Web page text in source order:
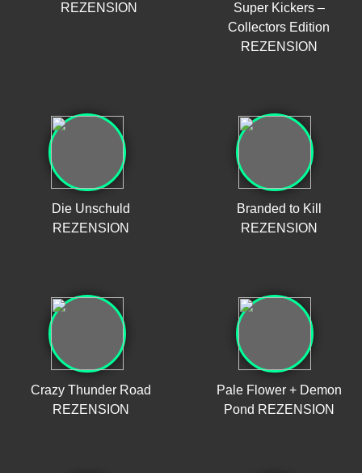
REZENSION
Super Kickers –
Collectors Edition
REZENSION
Die Unschuld
REZENSION
Branded to Kill
REZENSION
Crazy Thunder Road
REZENSION
Pale Flower + Demon
Pond REZENSION